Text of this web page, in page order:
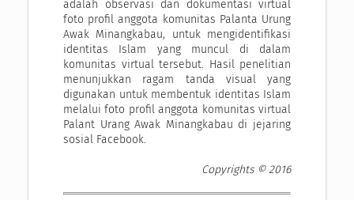
adalah observasi dan dokumentasi virtual
foto profil anggota komunitas Palanta Urung
Awak Minangkabau, untuk mengidentifikasi
identitas Islam yang muncul di dalam
komunitas virtual tersebut. Hasil penelitian
menunjukkan ragam tanda visual yang
digunakan untuk membentuk identitas Islam
melalui foto profil anggota komunitas virtual
Palant Urang Awak Minangkabau di jejaring
sosial Facebook.
Copyrights © 2016